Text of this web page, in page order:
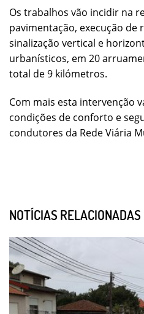
Os trabalhos vão incidir na
pavimentação, execução de
sinalização vertical e
urbanísticos, em 20
total de 9 kilómetros.
Com mais esta intervenção
condições de conforto e
condutores da Rede Viária
NOTÍCIAS RELACIONADAS